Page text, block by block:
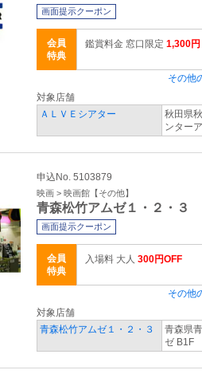
画面提示クーポン
会員
特典
鑑賞料金 窓口限定 1,300円
その他
対象店舗
ＡＬＶＥシアター
秋田県
ンター
申込No. 5103879
映画 > 映画館【その他】
青森松竹アムゼ１・２・３
画面提示クーポン
会員
特典
入場料 大人 300円OFF
その他
対象店舗
青森松竹アムゼ１・２・３
青森県
ゼ B1F